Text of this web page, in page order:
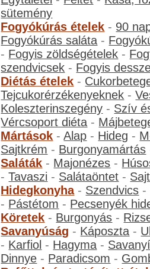
sütemény
Fogyókúrás ételek - 90
Fogyókúrás saláta -
- Fogyis zöldségételek -
szendvicsek - Fogyis
Diétás ételek -
Tejcukorérzékenyeknek -
Koleszterinszegény - Szív
Vércsoport diéta -
Mártások -Alap - Hideg -
Sajtkrém - Burgonyamártás
Saláták - Majonézes -
-Tavaszi - Salátaöntet -
Hidegkonyha- Szendvics -
- Pástétom - Pecsenyék
Köretek - Burgonyás -
Savanyúság - Káposzta -
- Karfiol - Hagyma -
Dinnye - Paradicsom -